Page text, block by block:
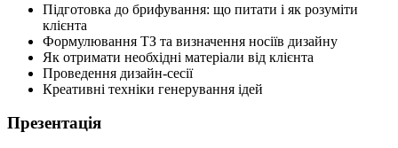
Підготовка до брифування: що питати і як розуміти
клієнта
Формулювання ТЗ та визначення носіїв дизайну
Як отримати необхідні матеріали від клієнта
Проведення дизайн-сесії
Креативні техніки генерування ідей
Презентація